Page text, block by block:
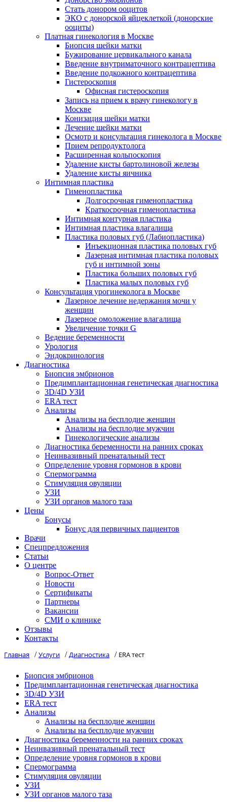
Стать донором ооцитов
ЭКО с донорской яйцеклеткой (донорские
ооциты)
Платная гинекология в Москве
Биопсия шейки матки
Бужирование цервикального канала
Введение внутриматочного контрацептива
Введение подкожного контрацептива
Гистероскопия
Офисная гистероскопия
Запись на прием к врачу гинекологу в
Москве
Конизация шейки матки
Лечение шейки матки
Осмотр и консультация гинеколога в Москве
Прием репродуктолога
Расширенная кольпоскопия
Удаление кисты бартолиновой железы
Удаление кисты яичника
Интимная пластика
Гименопластика
Долгосрочная гименопластика
Краткосрочная гименопластика
Интимная контурная пластика
Интимная пластика влагалища
Пластика половых губ (Лабиопластика)
Инъекционная пластика половых губ
Лазерная интимная пластика половых
губ и интимной зоны
Пластика больших половых губ
Пластика малых половых губ
Консультация урогинеколога в Москве
Лазерное лечение недержания мочи у
женщин
Лазерное омоложение влагалища
Увеличение точки G
Ведение беременности
Урология
Эндокринология
Диагностика
Биопсия эмбрионов
Предимплантационная генетическая диагностика
3D/4D УЗИ
ERA тест
Анализы
Анализы на бесплодие женщин
Анализы на бесплодие мужчин
Гинекологические анализы
Диагностика беременности на ранних сроках
Неинвазивный пренатальный тест
Определение уровня гормонов в крови
Спермограмма
Стимуляция овуляции
УЗИ
УЗИ органов малого таза
Цены
Бонусы
Бонус для первичных пациентов
Врачи
Спецпредложения
Статьи
О центре
Вопрос-Ответ
Новости
Сертификаты
Партнеры
Вакансии
СМИ о клинике
Отзывы
Контакты
Главная /Услуги /Диагностика / ERA тест
Биопсия эмбрионов
Предимплантационная генетическая диагностика
3D/4D УЗИ
ERA тест
Анализы
Анализы на бесплодие женщин
Анализы на бесплодие мужчин
Диагностика беременности на ранних сроках
Неинвазивный пренатальный тест
Определение уровня гормонов в крови
Спермограмма
Стимуляция овуляции
УЗИ
УЗИ органов малого таза